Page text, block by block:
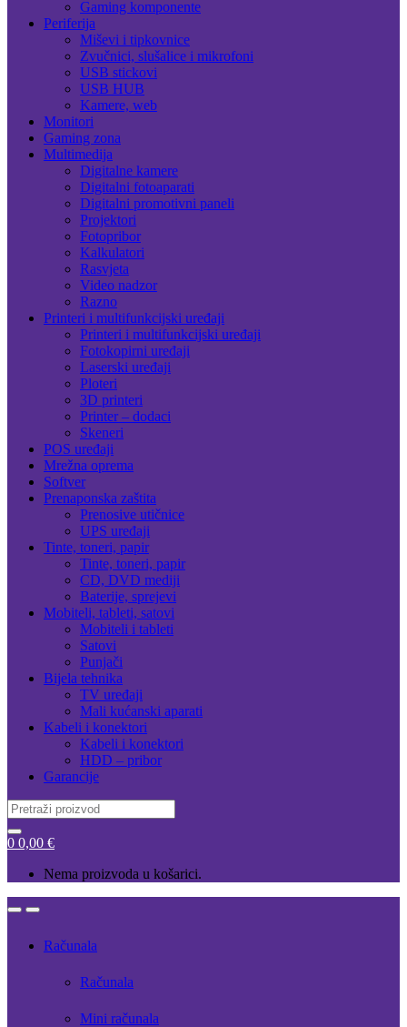
Gaming komponente
Periferija
Miševi i tipkovnice
Zvučnici, slušalice i mikrofoni
USB stickovi
USB HUB
Kamere, web
Monitori
Gaming zona
Multimedija
Digitalne kamere
Digitalni fotoaparati
Digitalni promotivni paneli
Projektori
Fotopribor
Kalkulatori
Rasvjeta
Video nadzor
Razno
Printeri i multifunkcijski uređaji
Printeri i multifunkcijski uređaji
Fotokopirni uređaji
Laserski uređaji
Ploteri
3D printeri
Printer – dodaci
Skeneri
POS uređaji
Mrežna oprema
Softver
Prenaponska zaštita
Prenosive utičnice
UPS uređaji
Tinte, toneri, papir
Tinte, toneri, papir
CD, DVD mediji
Baterije, sprejevi
Mobiteli, tableti, satovi
Mobiteli i tableti
Satovi
Punjači
Bijela tehnika
TV uređaji
Mali kućanski aparati
Kabeli i konektori
Kabeli i konektori
HDD – pribor
Garancije
Search
for:
0 0,00 €
Nema proizvoda u košarici.
OpenClose
Računala
Računala
Mini računala